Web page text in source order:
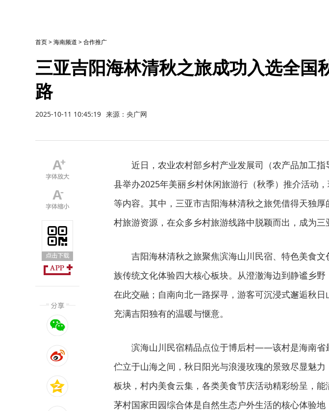
首页>海南频道 >合作推广
三亚吉阳海林清秋之旅成功入选全国
路
2025-10-11 10:45:19 来源：央广网
近日，农业农村部乡村产业发展司（农产品加工
县举办2025年美丽乡村休闲旅游行（秋季）推介活动
等内容。其中，三亚市吉阳海林清秋之旅凭借得天独
村旅游资源，在众多乡村旅游线路中脱颖而出，成为三
吉阳海林清秋之旅聚焦滨海山川民宿、特色美食
族传统文化体验四大核心板块。从澄澈海边到静谧乡
在此交融；自南向北一路探寻，游客可沉浸式邂逅秋
充满吉阳独有的温暖与惬意。
滨海山川民宿精品点位于博后村——该村是海南省
伫立于山海之间，秋日阳光与浪漫玫瑰的景致尽显魅
板块，村内美食云集，各类美食节庆活动精彩纷呈，
茅村国家田园综合体是自然生态户外生活的核心体验